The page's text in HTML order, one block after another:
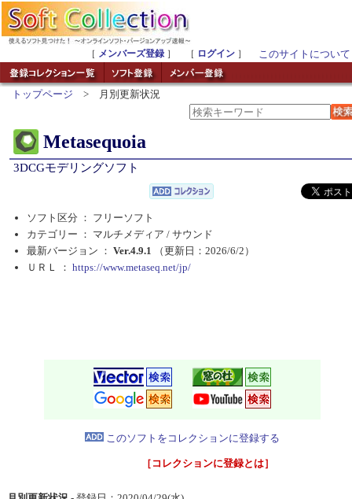
［ メンバーズ登録 ］ ［ ログイン ］ このサイトについて
トップページ > 月別更新状況
Metasequoia
3DCGモデリングソフト
ソフト区分 ： フリーソフト
カテゴリー ： マルチメディア / サウンド
最新バージョン ： Ver.4.9.1 （更新日：2026/6/2）
ＵＲＬ ： https://www.metaseq.net/jp/
このソフトをコレクションに登録する
［コレクションに登録とは］